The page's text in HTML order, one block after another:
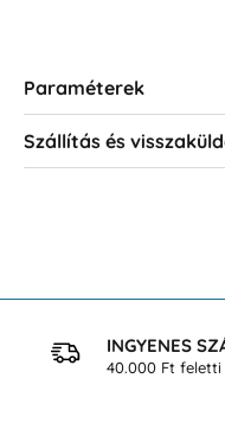
Paraméterek
Szállítás és
INGYENES
40.000 Ft feletti